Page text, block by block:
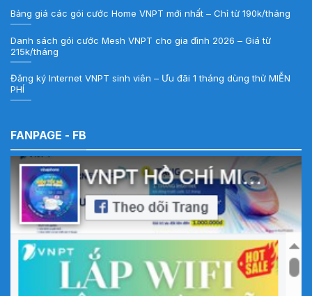
Bảng giá các gói cước Home VNPT mới nhất – Chỉ từ 190k/tháng
Danh sách gói cước Mesh VNPT cho gia đình 2026 – Giá từ
215k/tháng
Đăng ký Internet VNPT sinh viên – Ưu đãi 1 tháng dùng thử MIỄN
PHÍ
FANPAGE - FB